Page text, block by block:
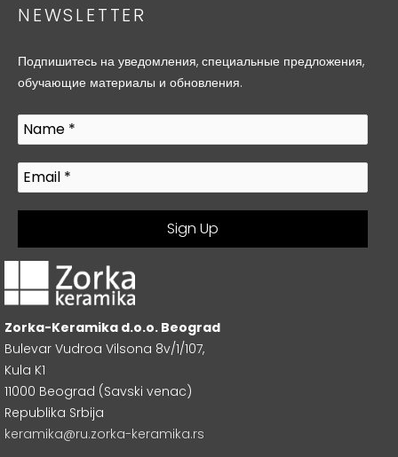
NEWSLETTER
Подпишитесь на уведомления, специальные предложения,
обучающие материалы и обновления.
Zorka-Keramika d.o.o. Beograd
Bulevar Vudroa Vilsona 8v/1/107,
Kula K1
11000 Beograd (Savski venac)
Republika Srbija
keramika@ru.zorka-keramika.rs